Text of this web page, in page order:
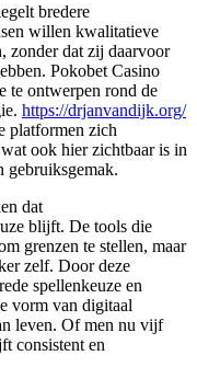
bredere
willen kwalitatieve
zonder dat zij daarvoor
Pokobet Casino
te ontwerpen rond de
https://drjanvandijk.org/
platformen zich
ook hier zichtbaar is in
gebruiksgemak.
dat
blijft. De tools die
grenzen te stellen, maar
zelf. Door deze
spellenkeuze en
vorm van digitaal
leven. Of men nu vijf
consistent en